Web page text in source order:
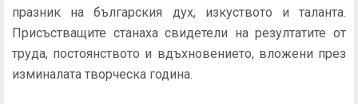
празник на българския дух, изкуството и таланта.
Присъстващите станаха свидетели на резултатите от
труда, постоянството и вдъхновението, вложени през
изминалата творческа година.